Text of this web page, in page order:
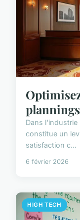
Dans l'industrie
constitue un
satisfaction c...
6 février 2026
HIGH TECH